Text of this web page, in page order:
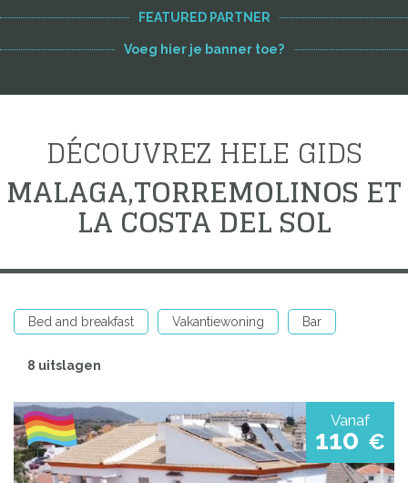
FEATURED PARTNER
Voeg hier je banner toe?
DÉCOUVREZ HELE GIDS
MALAGA,TORREMOLINOS ET
LA COSTA DEL SOL
Bed and breakfast Vakantiewoning Bar
8 uitslagen
Vanaf
110 €